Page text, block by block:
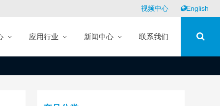
视频中心 English
应用行业 新闻中心 联系我们